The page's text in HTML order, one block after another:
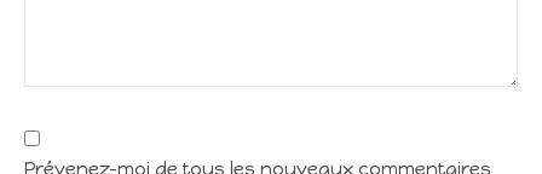
Prévenez-moi de tous les nouveaux commentaires